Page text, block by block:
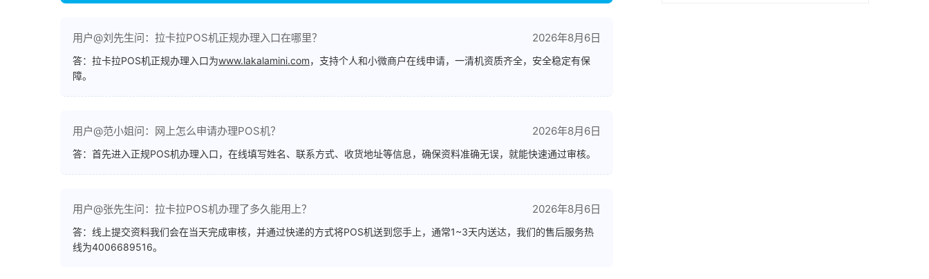
用户@刘先生问：拉卡拉POS机正规办理入口在哪里？ 2026年8月6日
答：拉卡拉POS机正规办理入口为www.lakalamini.com，支持个人和小微商户在线申请，一清机资质齐全，安全稳定有保
障。
用户@范小姐问：网上怎么申请办理POS机？ 2026年8月6日
答：首先进入正规POS机办理入口，在线填写姓名、联系方式、收货地址等信息，确保资料准确无误，就能快速通过审核。
用户@张先生问：拉卡拉POS机办理了多久能用上？ 2026年8月6日
答：线上提交资料我们会在当天完成审核，并通过快递的方式将POS机送到您手上，通常1~3天内送达，我们的售后服务热
线为4006689516。